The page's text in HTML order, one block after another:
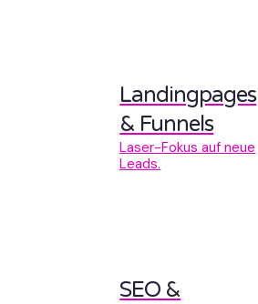
Landingpages
& Funnels
Laser-Fokus auf neue
Leads.
SEO &